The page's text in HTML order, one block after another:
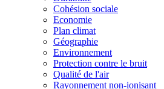
Cohésion sociale
Economie
Plan climat
Géographie
Environnement
Protection contre le bruit
Qualité de l'air
Rayonnement non-ionisant